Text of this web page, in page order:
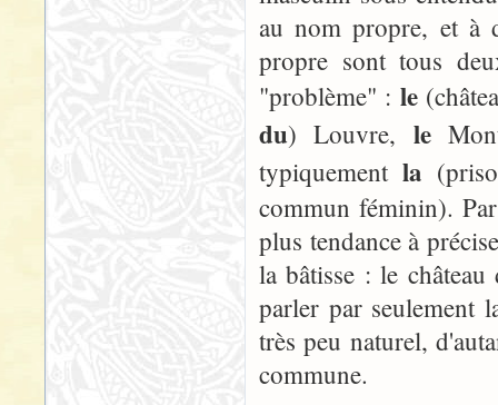
au nom propre, et à
propre sont tous
"problème" : le
du) Louvre, le
typiquementla
commun féminin).
plus tendance à
la bâtisse : le
parler par seulement
très peu naturel,
commune.